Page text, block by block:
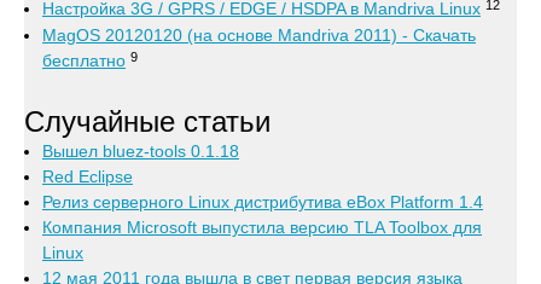
Настройка 3G / GPRS / EDGE / HSDPA в Mandriva Linux 12
MagOS 20120120 (на основе Mandriva 2011) - Скачать
бесплатно 9
Случайные статьи
Вышел bluez-tools 0.1.18
Red Eclipse
Релиз серверного Linux дистрибутива eBox Platform 1.4
Компания Microsoft выпустила версию TLA Toolbox для
Linux
12 мая 2011 года вышла в свет первая версия языка